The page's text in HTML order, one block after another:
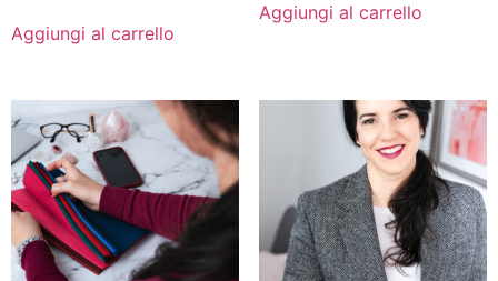
Aggiungi al carrello
Aggiungi al carrello